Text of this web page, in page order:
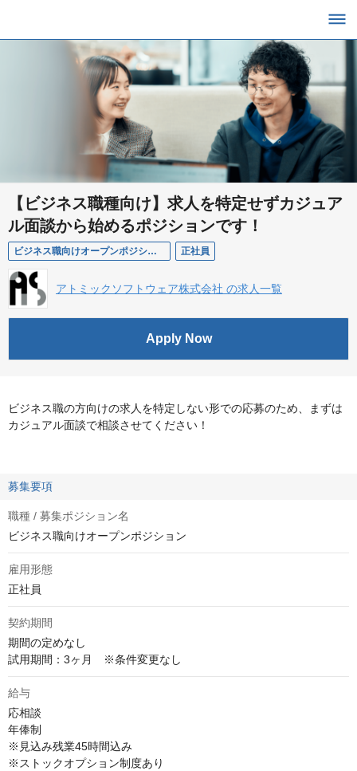
【ビジネス職種向け】求人を特定せずカジュア
ル面談から始めるポジションです！
ビジネス職向けオープンポジション 正社員
アトミックソフトウェア株式会社 の求人一覧
Apply Now
ビジネス職の方向けの求人を特定しない形での応募のため、まずは
カジュアル面談で相談させてください！
募集要項
職種 / 募集ポジション名
ビジネス職向けオープンポジション
雇用形態
正社員
契約期間
期間の定めなし
試用期間：3ヶ月　※条件変更なし
給与
応相談
年俸制
※見込み残業45時間込み
※ストックオプション制度あり